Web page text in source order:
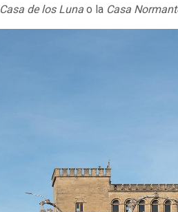
Casa de los Luna o la Casa